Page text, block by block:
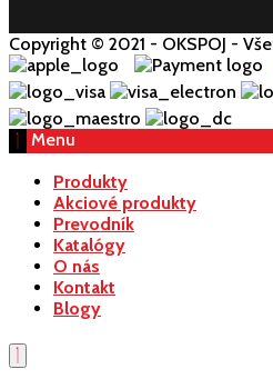
Copyright © 2021 - OKSPOJ -
Menu
Produkty
Akciové produkty
Prevodník
Katalógy
O nás
Kontakt
Blogy